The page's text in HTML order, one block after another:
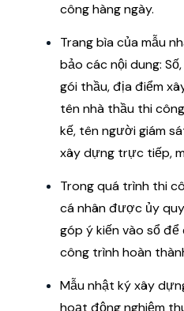
công hàng ngày.
Trang bìa của mẫu
bảo các nội dung:
gói thầu, địa điểm
tên nhà thầu thi
kế, tên người giám
xây dựng trực tiếp,
Trong quá trình thi
cá nhân được ủy
góp ý kiến ​​vào sổ
công trình hoàn
Mẫu nhật ký xây